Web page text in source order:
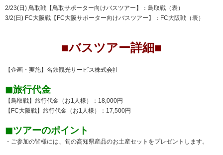
2/23(日) 鳥取戦【鳥取サポーター向けバスツアー】： 鳥取戦（表）
3/2(日) FC大阪戦【FC大阪サポーター向けバスツアー】： FC大阪戦（表）
■バスツアー詳細■
【企画・実施】名鉄観光サービス株式会社
◼︎旅行代金
【鳥取戦】旅行代金（お1人様）：18,000円
【FC大阪戦】旅行代金（お1人様）：17,500円
◼︎ツアーのポイント
・ご参加の皆様には、旬の高知県産品のお土産セットをプレゼントします。